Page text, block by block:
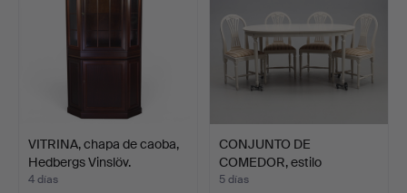
VITRINA, chapa de caoba,
Hedbergs Vinslöv.
4 días
CONJUNTO DE
COMEDOR, estilo
gustaviano, me…
5 días